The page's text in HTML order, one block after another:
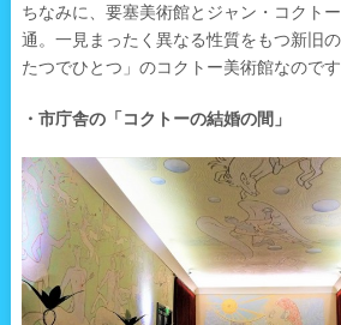
ちなみに、要塞美術館とジャン・コクト
通。一見まったく異なる性質をもつ新旧
たつでひとつ」のコクトー美術館なのです
・市庁舎の「コクトーの結婚の間」